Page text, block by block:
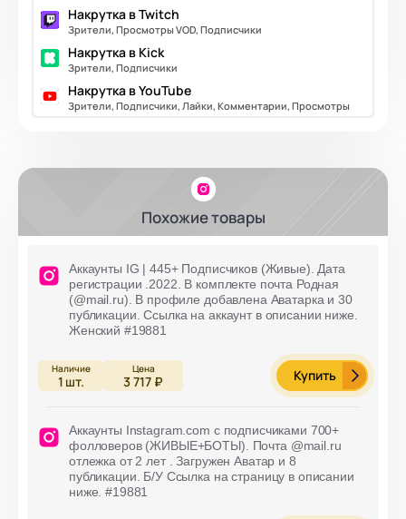
Накрутка в Twitch
Зрители, Просмотры VOD, Подписчики
Накрутка в Kick
Зрители, Подписчики
Накрутка в YouTube
Зрители, Подписчики, Лайки, Комментарии, Просмотры
Похожие товары
Аккаунты IG | 445+ Подписчиков (Живые). Дата
регистрации .2022. В комплекте почта Родная
(@mail.ru). В профиле добавлена Аватарка и 30
публикации. Ссылка на аккаунт в описании ниже.
Женский #19881
1 шт. 3 717 ₽ Купить
Аккаунты Instagram.com с подписчиками 700+
фолловеров (ЖИВЫЕ+БОТЫ). Почта @mail.ru
отлежка от 2 лет . Загружен Аватар и 8
публикации. Б/У Ссылка на страницу в описании
ниже. #19881